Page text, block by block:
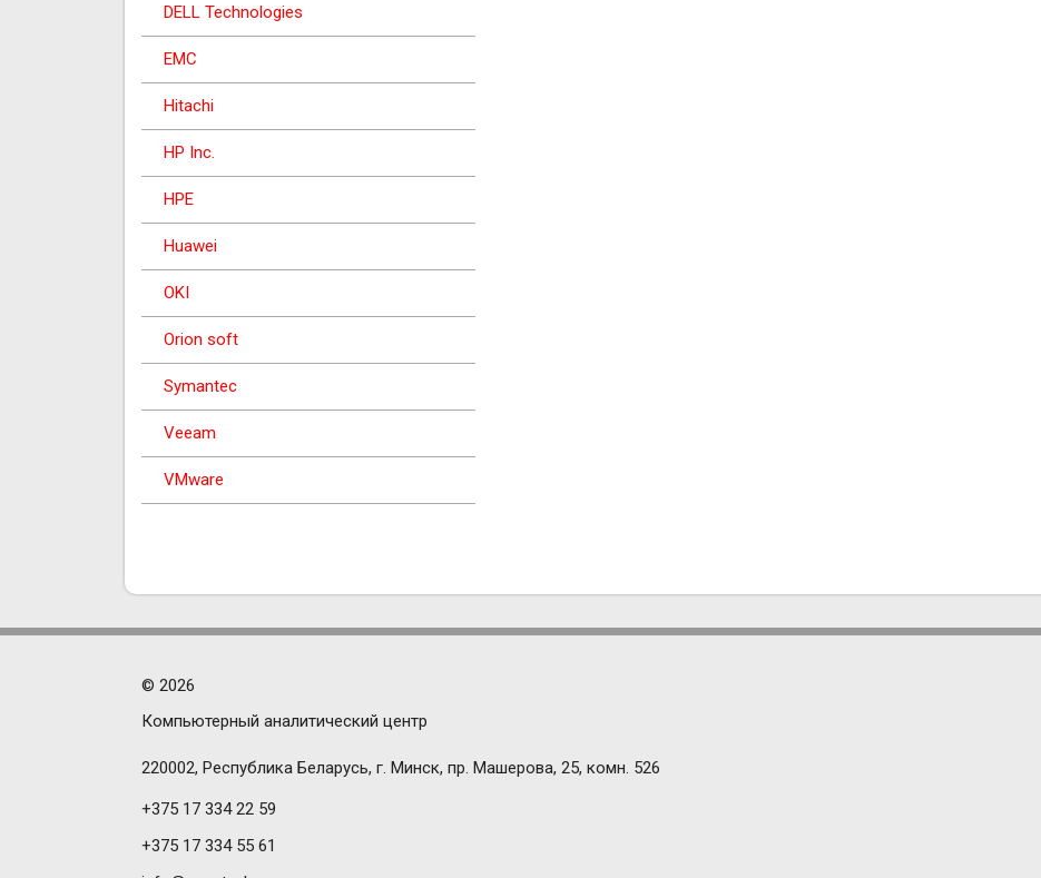
DELL Technologies
EMC
Hitachi
HP Inc.
HPE
Huawei
OKI
Orion soft
Symantec
Veeam
VMware
© 2026
Компьютерный аналитический центр
220002, Республика Беларусь, г. Минск, пр. Машерова, 25, комн. 526
+375 17 334 22 59
+375 17 334 55 61